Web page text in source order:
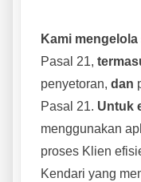
Kami mengelola
Pasal 21,
penyetoran, dan
Pasal 21. Untuk
menggunakan
proses Klien
Kendari yang